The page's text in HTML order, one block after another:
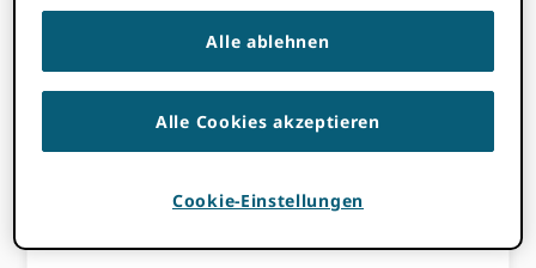
die Datei nur noch im XML-Format
bereitgestellt. Lesen Sie weiter, um zu
erfahren, wie Sie JSON-Versionen der
Datei generieren.
Prozess
Alle ablehnen
Alle Cookies akzeptieren
Cookie-Einstellungen